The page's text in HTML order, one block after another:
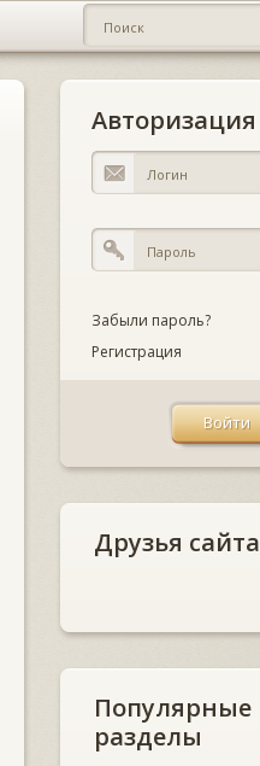
Авторизация
Забыли пароль?
Регистрация
Друзья сайта
Популярные
разделы